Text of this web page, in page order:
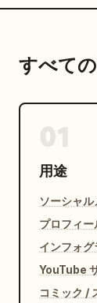
すべて
用途
ソーシャ
プロフィ
インフォ
YouTube
コミック /